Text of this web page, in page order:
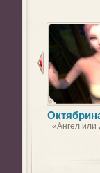
«Ангел или